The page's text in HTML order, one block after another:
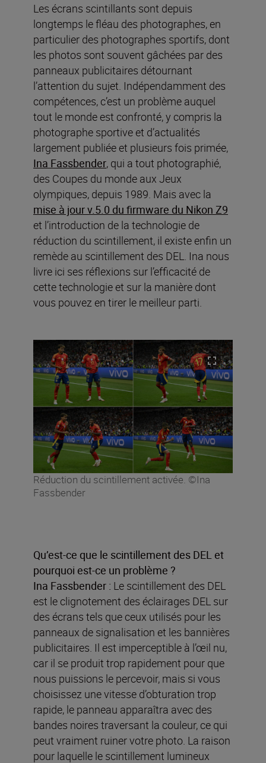
Les écrans scintillants sont depuis
longtemps le fléau des photographes, en
particulier des photographes sportifs, dont
les photos sont souvent gâchées par des
panneaux publicitaires détournant
l’attention du sujet. Indépendamment des
compétences, c’est un problème auquel
tout le monde est confronté, y compris la
photographe sportive et d’actualités
largement publiée et plusieurs fois primée,
Ina Fassbender, qui a tout photographié,
des Coupes du monde aux Jeux
olympiques, depuis 1989. Mais avec la
mise à jour v.5.0 du firmware du Nikon Z9
et l’introduction de la technologie de
réduction du scintillement, il existe enfin un
remède au scintillement des DEL. Ina nous
livre ici ses réflexions sur l’efficacité de
cette technologie et sur la manière dont
vous pouvez en tirer le meilleur parti.
Réduction du scintillement activée. ©Ina
Fassbender
Qu’est-ce que le scintillement des DEL et
pourquoi est-ce un problème ?
Ina Fassbender : Le scintillement des DEL
est le clignotement des éclairages DEL sur
des écrans tels que ceux utilisés pour les
panneaux de signalisation et les bannières
publicitaires. Il est imperceptible à l’œil nu,
car il se produit trop rapidement pour que
nous puissions le percevoir, mais si vous
choisissez une vitesse d’obturation trop
rapide, le panneau apparaîtra avec des
bandes noires traversant la couleur, ce qui
peut vraiment ruiner votre photo. La raison
pour laquelle le scintillement lumineux